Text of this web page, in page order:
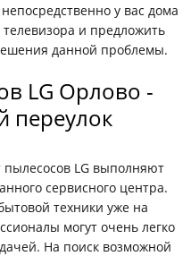
у вас дома
и предложить
данной проблемы.
LG Орлово -
переулок
LG выполняют
сервисного центра.
техники уже на
могут очень легко
На поиск возможной